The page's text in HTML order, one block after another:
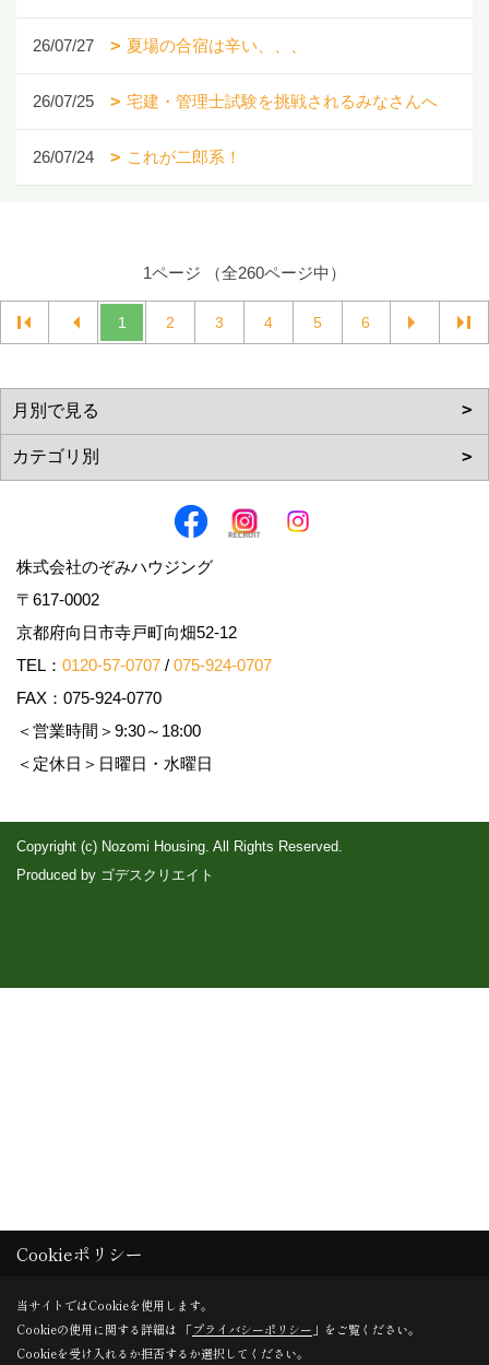
26/07/27 夏場の合宿は辛い、、、
26/07/25 宅建・管理士試験を挑戦されるみなさんへ
26/07/24 これが二郎系！
1ページ （全260ページ中）
1 2 3 4 5 6
株式会社のぞみハウジング
〒617-0002
京都府向日市寺戸町向畑52-12
TEL： 0120-57-0707 / 075-924-0707
FAX：075-924-0770
＜営業時間＞9:30～18:00
＜定休日＞日曜日・水曜日
Copyright (c) Nozomi Housing. All Rights Reserved.
Produced by ゴデスクリエイト
Cookieポリシー
当サイトではCookieを使用します。
Cookieの使用に関する詳細は 「プライバシーポリシー 」をご覧ください。
Cookieを受け入れるか拒否するか選択してください。